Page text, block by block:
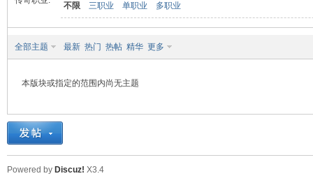
不限 三职业 单职业 多职业
全部主题 最新 热门 热帖 精华 更多
本版块或指定的范围内尚无主题
Powered by Discuz! X3.4